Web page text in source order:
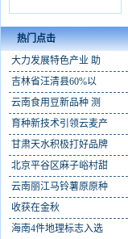
热门点击
大力发展特色产业 助
吉林省汪清县60%以
云南食用豆新品种 测
育种新技术引领云麦产
甘肃天水积极打好品牌
北京平谷区麻子峪村甜
云南丽江马铃薯原原种
收获在金秋
海南4件地理标志入选